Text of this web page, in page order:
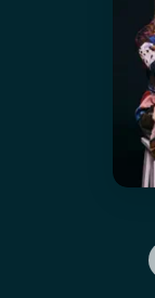
Top Charts